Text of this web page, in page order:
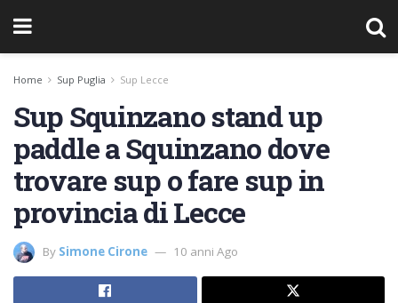
Home Sup Puglia Sup Lecce
Sup Squinzano stand up
paddle a Squinzano dove
trovare sup o fare sup in
provincia di Lecce
By Simone Cirone 10 anni Ago